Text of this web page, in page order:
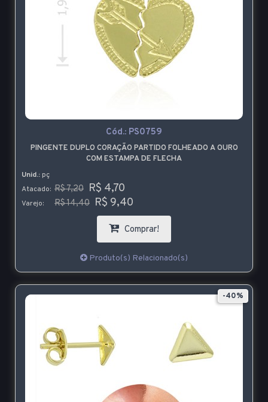
Cód.: PS0759
PINGENTE DUPLO CORAÇÃO PARTIDO FOLHEADO A OURO
COM ESTAMPA DE FLECHA
Unid.: pç
Atacado: R$ 7,20 R$ 4,70
Varejo: R$ 14,40 R$ 9,40
Comprar!
Produto(s) Relacionado(s)
-40%